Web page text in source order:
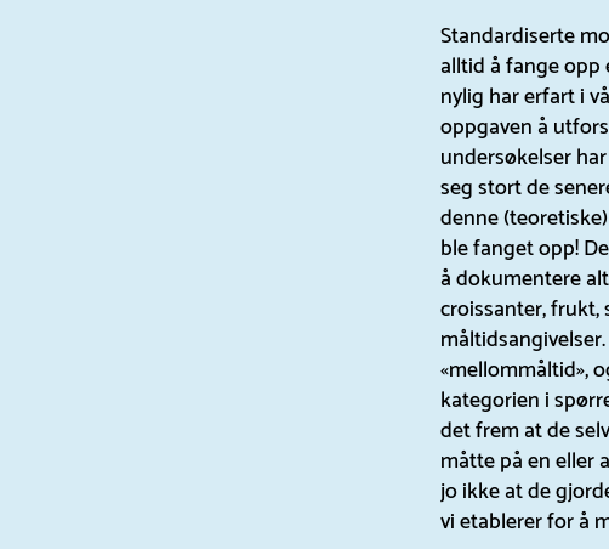
Standardiserte
alltid å fange opp
nylig har erfart i
oppgaven å
undersøkelser
seg stort de
denne
ble fanget opp!
å dokumentere
croissanter,
«mellommåltid»,
kategorien i
det frem at de
måtte på en eller
jo ikke at de
vi etablerer for å